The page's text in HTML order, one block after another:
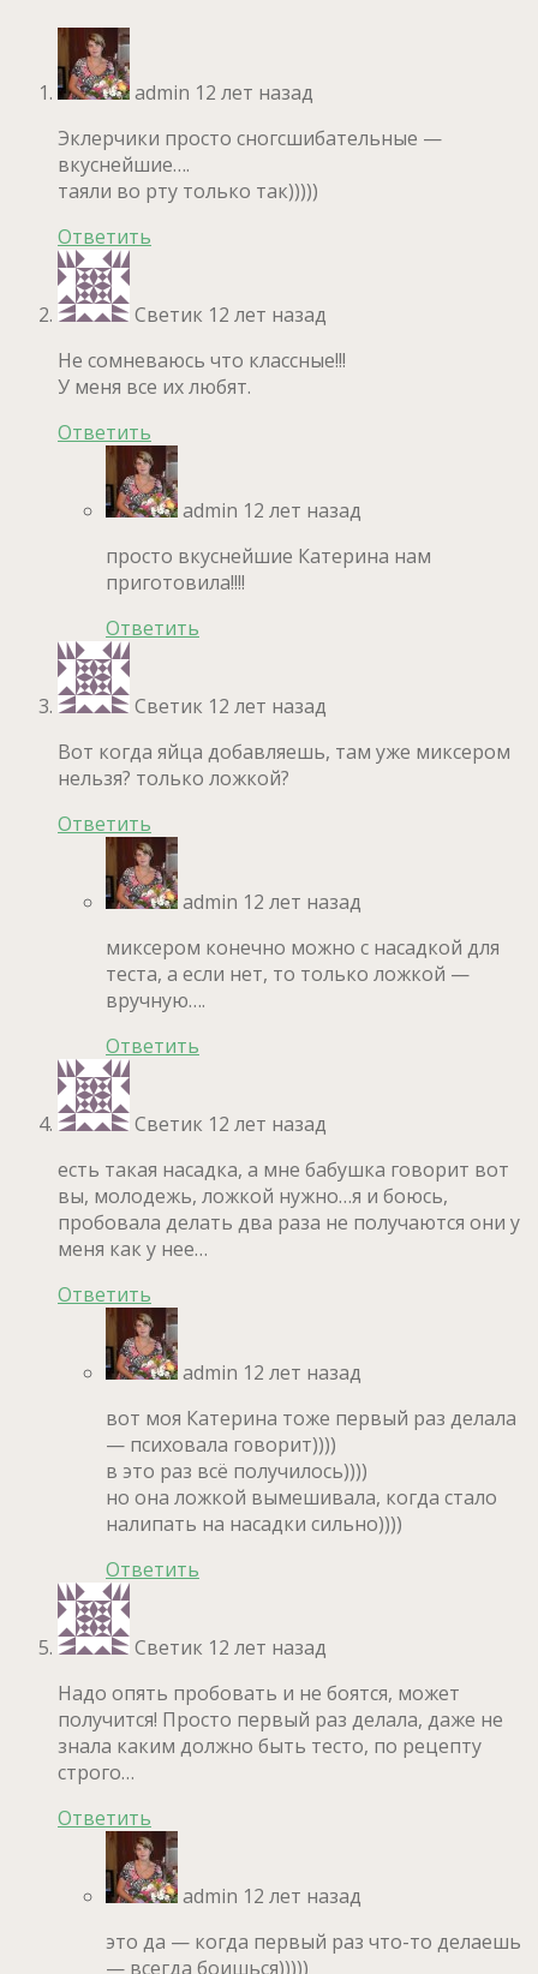
admin 12 лет назад
Эклерчики просто сногсшибательные —
вкуснейшие….
таяли во рту только так)))))
Ответить
Светик 12 лет назад
Не сомневаюсь что классные!!!
У меня все их любят.
Ответить
admin 12 лет назад
просто вкуснейшие Катерина нам
приготовила!!!!
Ответить
Светик 12 лет назад
Вот когда яйца добавляешь, там уже миксером
нельзя? только ложкой?
Ответить
admin 12 лет назад
миксером конечно можно с насадкой для
теста, а если нет, то только ложкой —
вручную….
Ответить
Светик 12 лет назад
есть такая насадка, а мне бабушка говорит вот
вы, молодежь, ложкой нужно…я и боюсь,
пробовала делать два раза не получаются они у
меня как у нее…
Ответить
admin 12 лет назад
вот моя Катерина тоже первый раз делала
— психовала говорит))))
в это раз всё получилось))))
но она ложкой вымешивала, когда стало
налипать на насадки сильно))))
Ответить
Светик 12 лет назад
Надо опять пробовать и не боятся, может
получится! Просто первый раз делала, даже не
знала каким должно быть тесто, по рецепту
строго…
Ответить
admin 12 лет назад
это да — когда первый раз что-то делаешь
— всегда боишься)))))